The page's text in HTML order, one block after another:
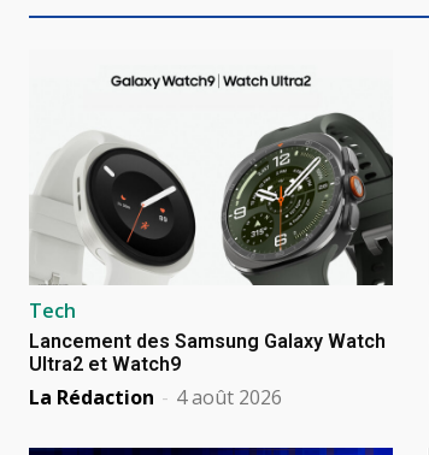
Tech
Lancement des Samsung Galaxy Watch
Ultra2 et Watch9
La Rédaction - 4 août 2026